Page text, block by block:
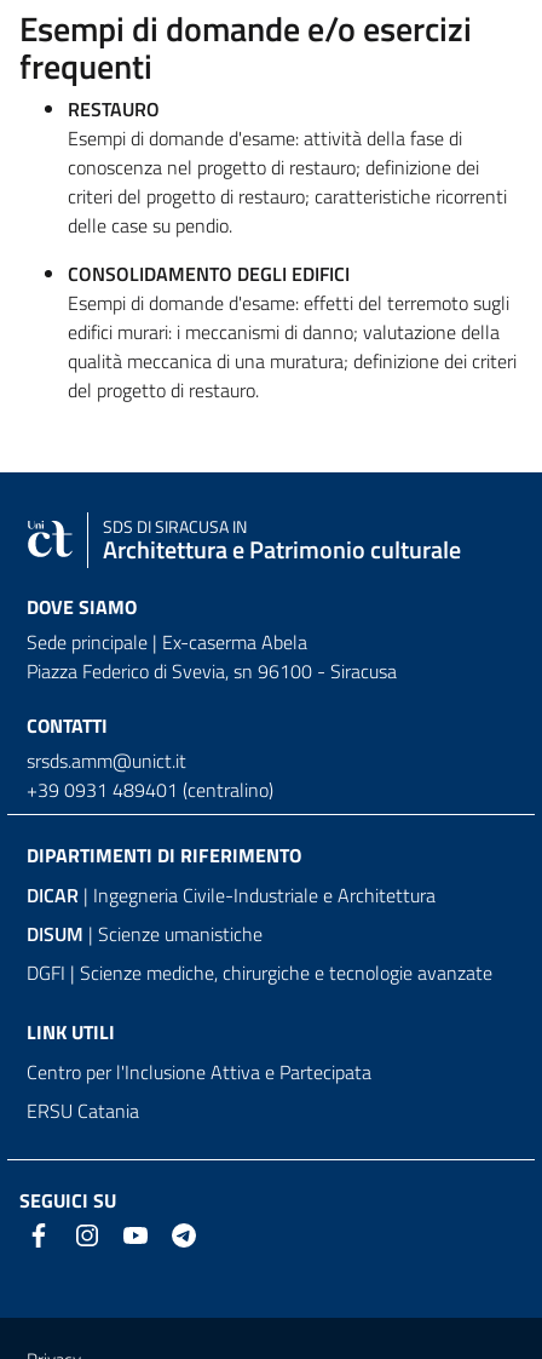
Esempi di domande e/o esercizi
frequenti
RESTAURO
Esempi di domande d'esame: attività della fase di
conoscenza nel progetto di restauro; definizione dei
criteri del progetto di restauro; caratteristiche ricorrenti
delle case su pendio.
CONSOLIDAMENTO DEGLI EDIFICI
Esempi di domande d'esame: effetti del terremoto sugli
edifici murari: i meccanismi di danno; valutazione della
qualità meccanica di una muratura; definizione dei criteri
del progetto di restauro.
SDS DI SIRACUSA IN
Architettura e Patrimonio culturale
DOVE SIAMO
Sede principale | Ex-caserma Abela
Piazza Federico di Svevia, sn 96100 - Siracusa
CONTATTI
srsds.amm@unict.it
+39 0931 489401 (centralino)
DIPARTIMENTI DI RIFERIMENTO
DICAR | Ingegneria Civile-Industriale e Architettura
DISUM | Scienze umanistiche
DGFI | Scienze mediche, chirurgiche e tecnologie avanzate
LINK UTILI
Centro per l'Inclusione Attiva e Partecipata
ERSU Catania
SEGUICI SU
Link e informazioni utili